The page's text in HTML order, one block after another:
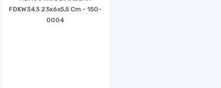
FDKW343 23x6x5,5 Cm - 150-
0004